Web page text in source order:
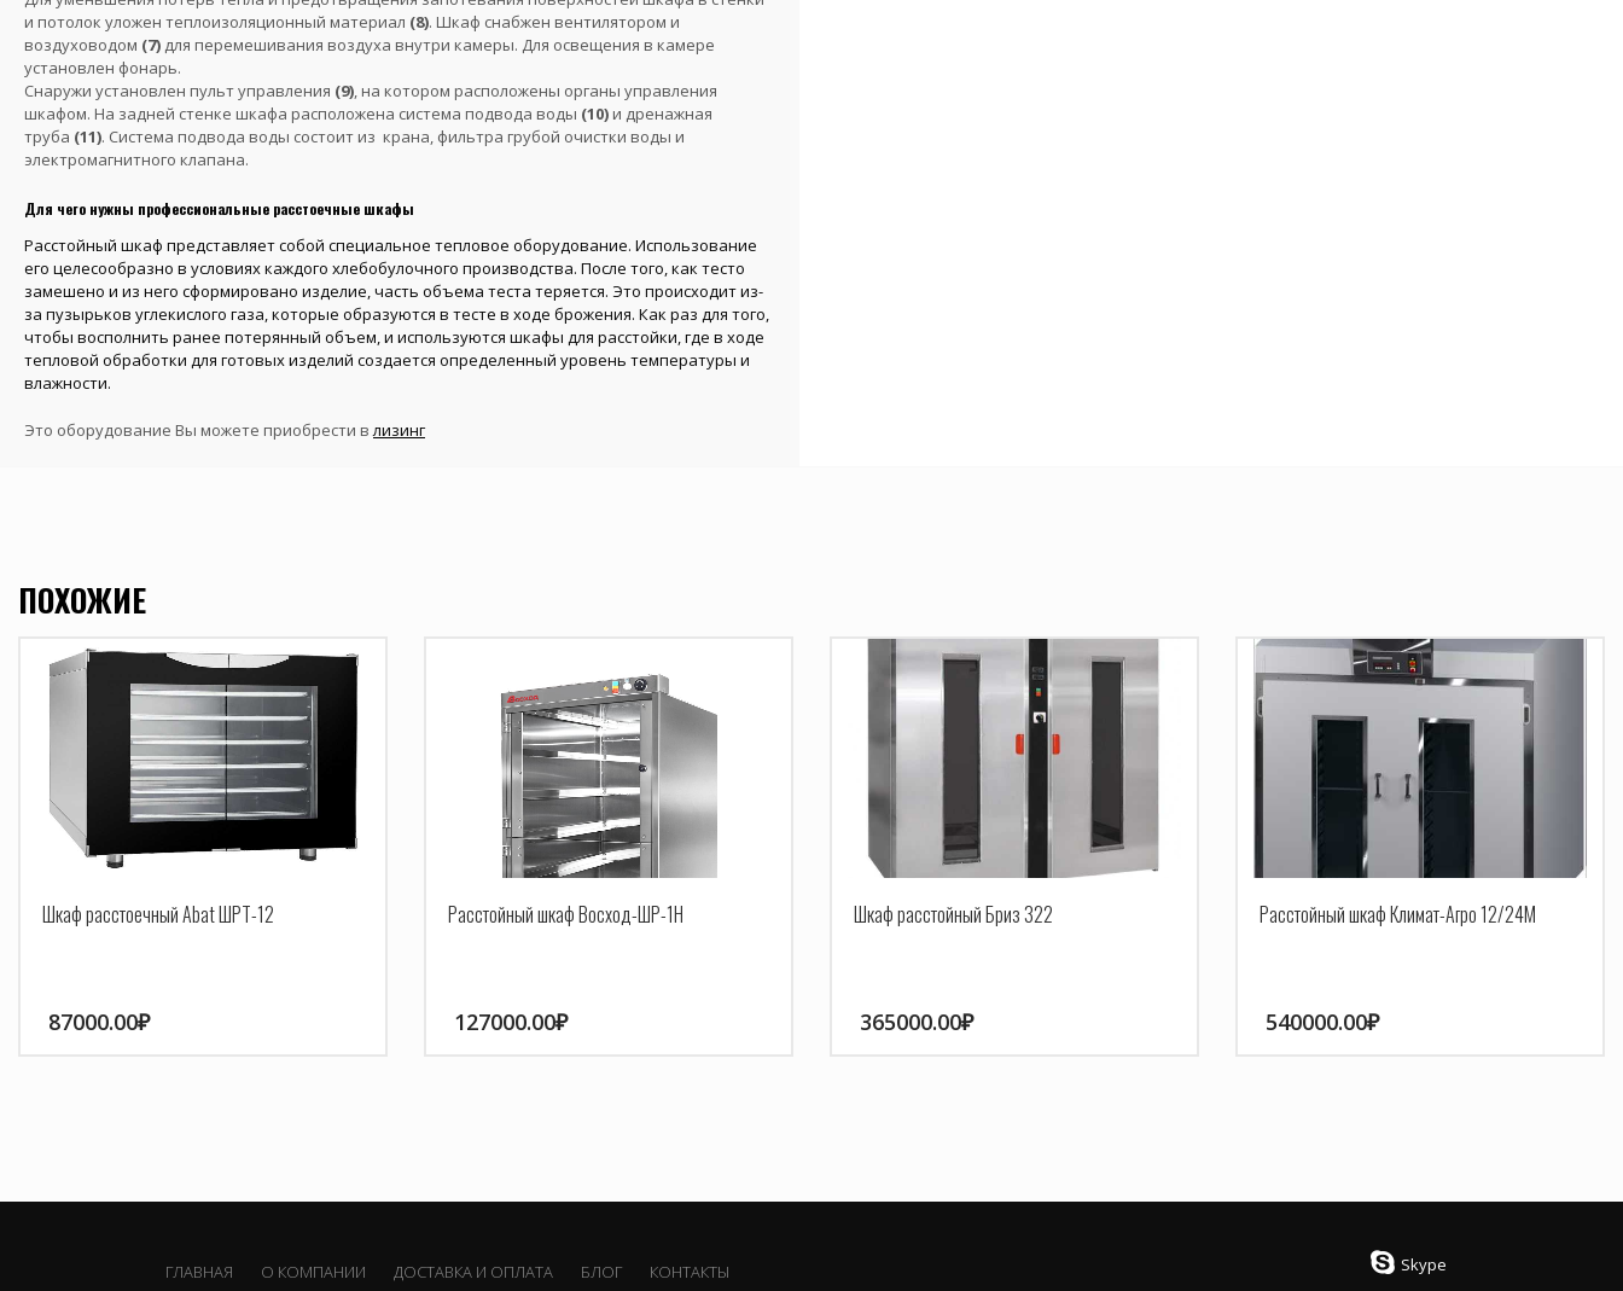
и потолок уложен теплоизоляционный материал (8). Шкаф снабжен вентилятором и
воздуховодом (7) для перемешивания воздуха внутри камеры. Для освещения в камере
установлен фонарь.
Снаружи установлен пульт управления (9), на котором расположены органы управления
шкафом. На задней стенке шкафа расположена система подвода воды (10)и дренажная
труба (11). Система подвода воды состоит из крана, фильтра грубой очистки воды и
электромагнитного клапана.
Для чего нужны профессиональные расстоечные шкафы
Расстойный шкаф представляет собой специальное тепловое оборудование. Использование
его целесообразно в условиях каждого хлебобулочного производства. После того, как тесто
замешено и из него сформировано изделие, часть объема теста теряется. Это происходит из-
за пузырьков углекислого газа, которые образуются в тесте в ходе брожения. Как раз для того,
чтобы восполнить ранее потерянный объем, и используются шкафы для расстойки, где в ходе
тепловой обработки для готовых изделий создается определенный уровень температуры и
влажности.
Это оборудование Вы можете приобрести влизинг
ПОХОЖИЕ
Шкаф расстоечный Abat ШРТ-12
87000.00₽
Расстойный шкаф Восход-ШР-1Н
127000.00₽
Шкаф расстойный Бриз 322
365000.00₽
Расстойный шкаф Климат-Агро 12/24М
540000.00₽
ГЛАВНАЯ О КОМПАНИИ ДОСТАВКА И ОПЛАТА БЛОГ КОНТАКТЫ Skype